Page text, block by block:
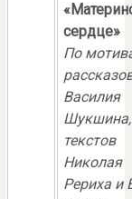
сердце»
По
Василия
Шукшина,
текстов
Николая
Рериха и